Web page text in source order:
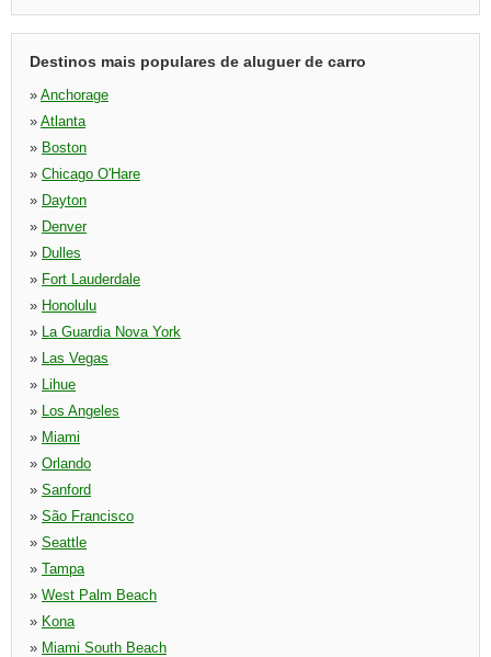
Destinos mais populares de aluguer de carro
» Anchorage
» Atlanta
» Boston
» Chicago O'Hare
» Dayton
» Denver
» Dulles
» Fort Lauderdale
» Honolulu
» La Guardia Nova York
» Las Vegas
» Lihue
» Los Angeles
» Miami
» Orlando
» Sanford
» São Francisco
» Seattle
» Tampa
» West Palm Beach
» Kona
» Miami South Beach